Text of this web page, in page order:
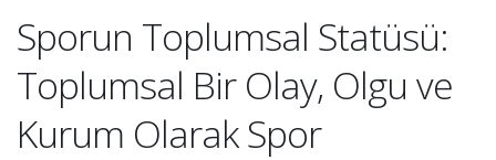
Sporun Toplumsal Statüsü:
Toplumsal Bir Olay, Olgu ve
Kurum Olarak Spor